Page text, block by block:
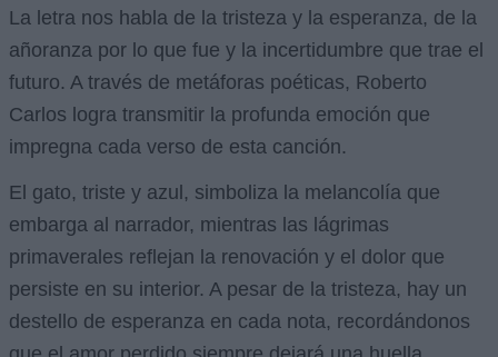
La letra nos habla de la tristeza y la esperanza, de la
añoranza por lo que fue y la incertidumbre que trae el
futuro. A través de metáforas poéticas, Roberto
Carlos logra transmitir la profunda emoción que
impregna cada verso de esta canción.
El gato, triste y azul, simboliza la melancolía que
embarga al narrador, mientras las lágrimas
primaverales reflejan la renovación y el dolor que
persiste en su interior. A pesar de la tristeza, hay un
destello de esperanza en cada nota, recordándonos